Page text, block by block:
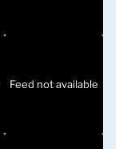
Feed not available